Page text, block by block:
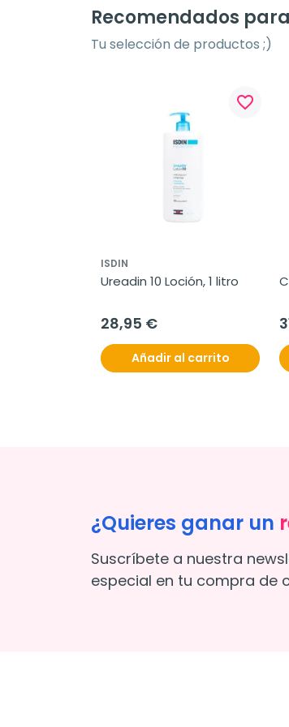
Recomendados
Tu selección de productos ;)
favorite_border
ISDIN
Ureadin 10 Loción, 1 litro
28,95 €
Añadir al carrito
¿Quieres ganar un
Suscríbete a nuestra
especial en tu compra de